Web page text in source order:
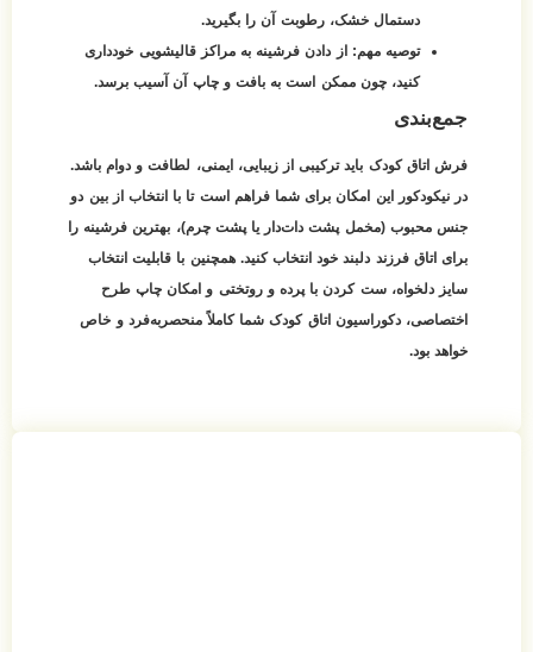
دستمال خشک، رطوبت آن را بگیرید.
توصیه مهم: از دادن فرشینه به مراکز قالیشویی خودداری
کنید، چون ممکن است به بافت و چاپ آن آسیب برسد.
جمع‌بندی
فرش اتاق کودک باید ترکیبی از زیبایی، ایمنی، لطافت و دوام باشد.
در نیکودکور این امکان برای شما فراهم است تا با انتخاب از بین دو
جنس محبوب (مخمل پشت دات‌دار یا پشت چرم)، بهترین فرشینه را
برای اتاق فرزند دلبند خود انتخاب کنید. همچنین با قابلیت انتخاب
سایز دلخواه، ست کردن با پرده و روتختی و امکان چاپ طرح
اختصاصی، دکوراسیون اتاق کودک شما کاملاً منحصر‌به‌فرد و خاص
خواهد بود.